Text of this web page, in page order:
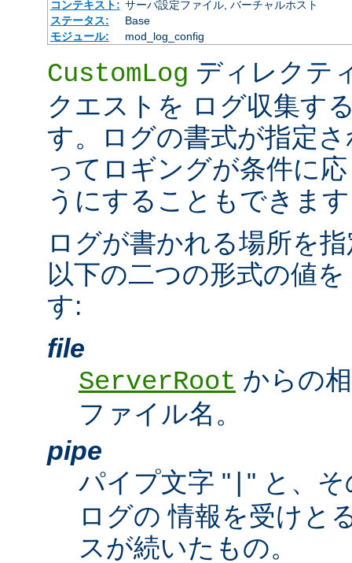
コンテキスト: サーバ設定ファイル, バーチャルホスト
ステータス:
Base
モジュール:
mod_log_config
CustomLog ディレクテ
クエストを ログ収集す
す。ログの書式が指定
ってロギングが条件に
うにすることもできま
ログが書かれる場所を
以下の二つの形式の値
す:
file
ServerRoot からの
ファイル名。
pipe
パイプ文字 " " と、
ログの 情報を受けと
スが続いたもの。